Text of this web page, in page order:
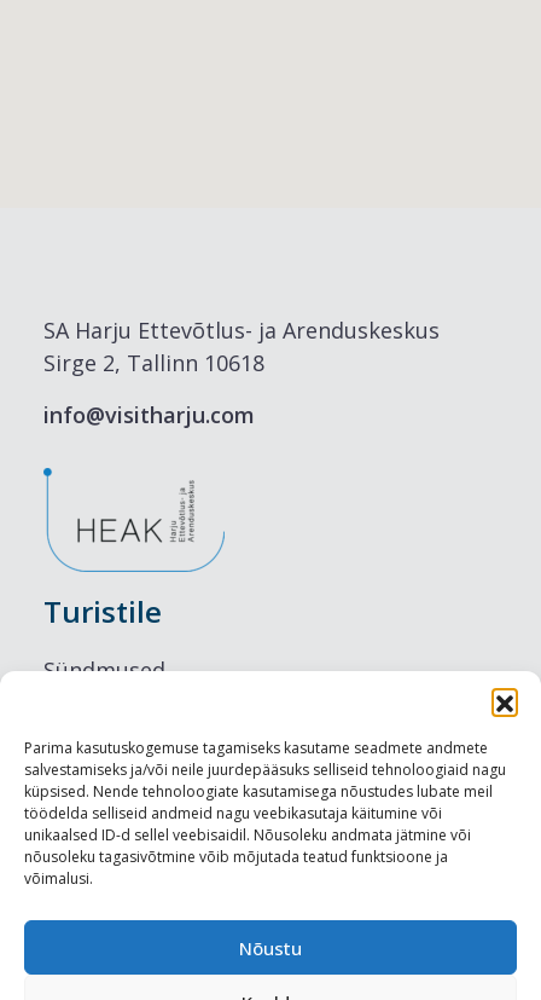
Parima kasutuskogemuse tagamiseks kasutame seadmete andmete
salvestamiseks ja/või neile juurdepääsuks selliseid tehnoloogiaid nagu
küpsised. Nende tehnoloogiate kasutamisega nõustudes lubate meil
töödelda selliseid andmeid nagu veebikasutaja käitumine või
unikaalsed ID-d sellel veebisaidil. Nõusoleku andmata jätmine või
nõusoleku tagasivõtmine võib mõjutada teatud funktsioone ja
võimalusi.
Nõustu
SA Harju Ettevõtlus- ja Arenduskeskus
Sirge 2, Tallinn 10618
info@visitharju.com
Turistile
Sündmused
Maitseelamused
Vaatamisväärsused
Visit Tallinn
Turismiprofessionaalile